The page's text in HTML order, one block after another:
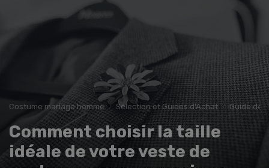
Costume mariage homme Sélection et Guides d'Achat Guide des
Comment choisir la taille
idéale de votre veste de